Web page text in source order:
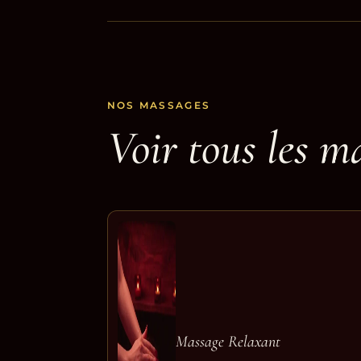
NOS MASSAGES
Voir tous les
Massage Relaxant